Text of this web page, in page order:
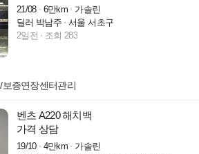
21/08 6만km
가솔린
딜러 박남주
서울 서초구
2일전
조회 283
증연장센터관리
벤츠 A220 해치백
가격 상담
19/10 4만km
가솔린